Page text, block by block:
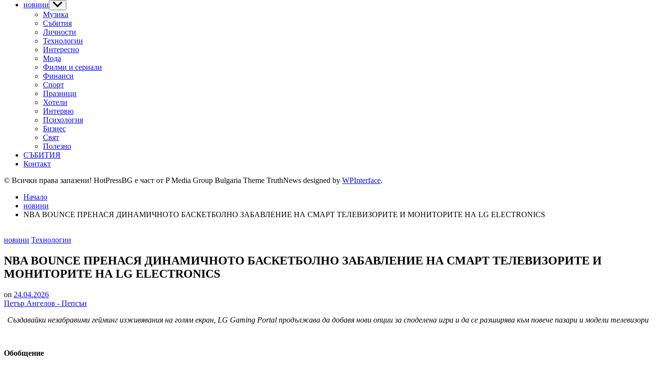
новини Show
sub
menu
Музика
Събития
Личности
Технологии
Интересно
Мода
Филми и сериали
Финанси
Спорт
Празници
Хотели
Интервю
Психология
Бизнес
Свят
Полезно
СЪБИТИЯ
Контакт
© Всички права запазени! HotPressBG е част от P Media Group Bulgaria Theme TruthNews designed by WPInterface.
Начало
новини
NBA BOUNCE ПРЕНАСЯ ДИНАМИЧНОТО БАСКЕТБОЛНО ЗАБАВЛЕНИЕ НА СМАРТ ТЕЛЕВИЗОРИТЕ И МОНИТОРИТЕ НА LG ELECTRONICS
Posted
новини Технологии
NBA BOUNCE ПРЕНАСЯ ДИНАМИЧНОТО БАСКЕТБОЛНО ЗАБАВЛЕНИЕ НА СМАРТ ТЕЛЕВИЗОРИТЕ И
МОНИТОРИТЕ НА LG ELECTRONICS
on 24.04.2026
Петър Ангелов - Пепсън
Създавайки незабравими гейминг изживявания на голям екран, LG Gaming Portal продължава да добавя нови опции за споделена игра и да се разширява към повече пазари и модели телевизори
Обобщение